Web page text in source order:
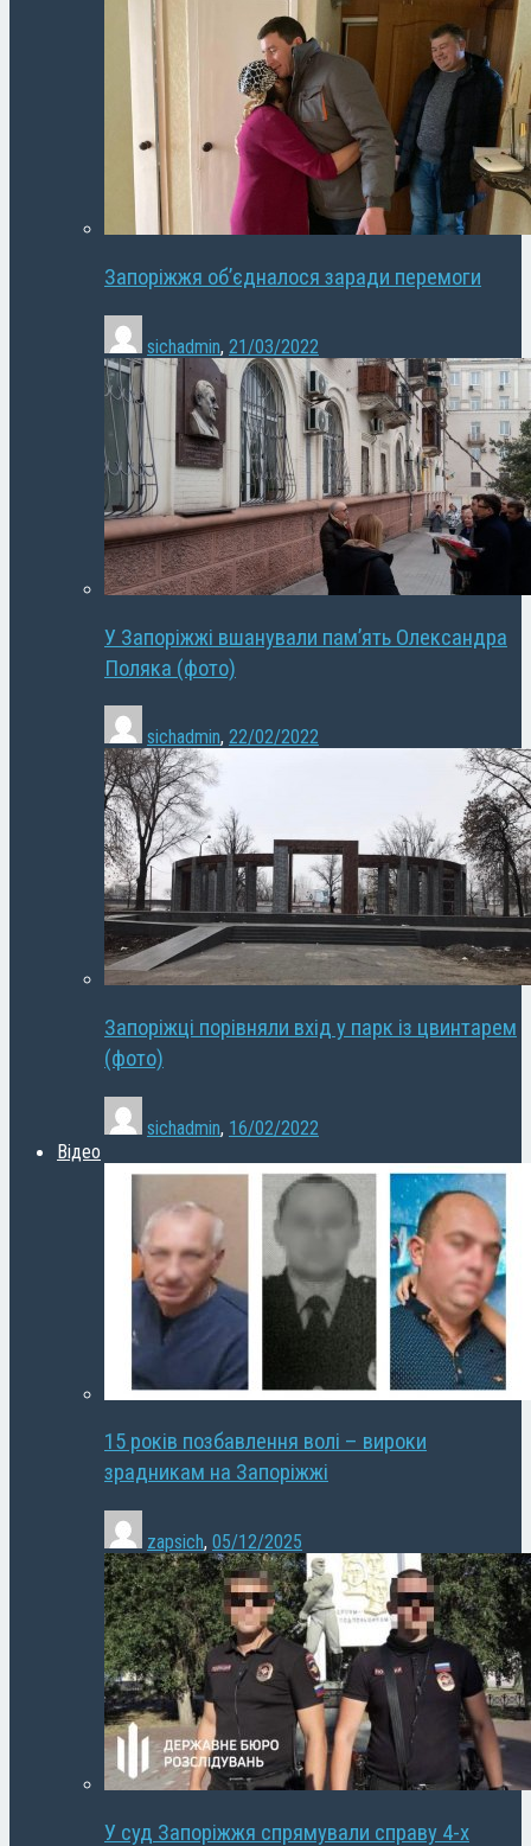
Запоріжжя об’єдналося заради перемоги
sichadmin, 21/03/2022
У Запоріжжі вшанували пам’ять Олександра
Поляка (фото)
sichadmin, 22/02/2022
Запоріжці порівняли вхід у парк із цвинтарем
(фото)
sichadmin, 16/02/2022
Відео
15 років позбавлення волі – вироки
зрадникам на Запоріжжі
zapsich, 05/12/2025
У суд Запоріжжя спрямували справу 4-х